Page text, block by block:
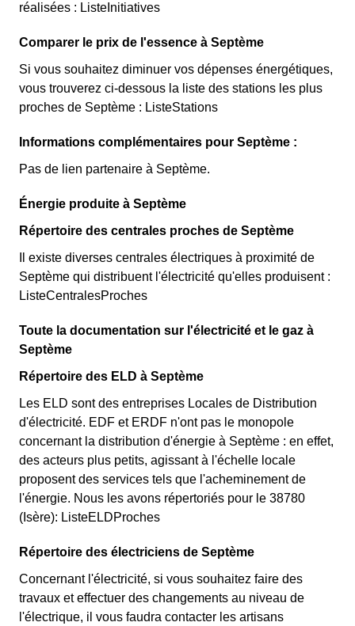
réalisées : ListeInitiatives
Comparer le prix de l'essence à Septème
Si vous souhaitez diminuer vos dépenses énergétiques,
vous trouverez ci-dessous la liste des stations les plus
proches de Septème : ListeStations
Informations complémentaires pour Septème :
Pas de lien partenaire à Septème.
Énergie produite à Septème
Répertoire des centrales proches de Septème
Il existe diverses centrales électriques à proximité de
Septème qui distribuent l'électricité qu'elles produisent :
ListeCentralesProches
Toute la documentation sur l'électricité et le gaz à
Septème
Répertoire des ELD à Septème
Les ELD sont des entreprises Locales de Distribution
d'électricité. EDF et ERDF n'ont pas le monopole
concernant la distribution d'énergie à Septème : en effet,
des acteurs plus petits, agissant à l'échelle locale
proposent des services tels que l'acheminement de
l'énergie. Nous les avons répertoriés pour le 38780
(Isère): ListeELDProches
Répertoire des électriciens de Septème
Concernant l'électricité, si vous souhaitez faire des
travaux et effectuer des changements au niveau de
l'électrique, il vous faudra contacter les artisans